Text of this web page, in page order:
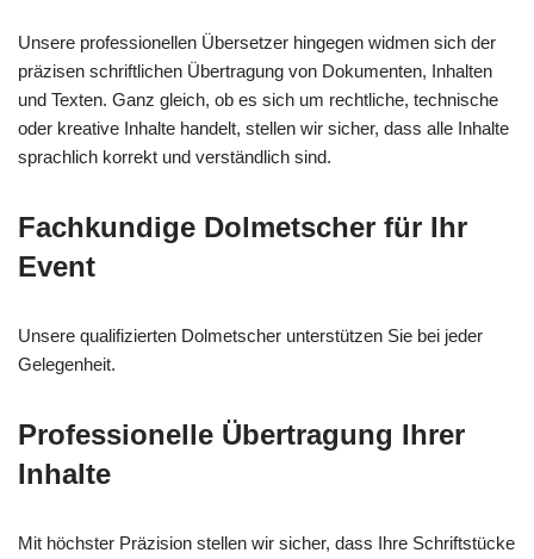
Unsere professionellen Übersetzer hingegen widmen sich der
präzisen schriftlichen Übertragung von Dokumenten, Inhalten
und Texten. Ganz gleich, ob es sich um rechtliche, technische
oder kreative Inhalte handelt, stellen wir sicher, dass alle Inhalte
sprachlich korrekt und verständlich sind.
Fachkundige Dolmetscher für Ihr
Event
Unsere qualifizierten Dolmetscher unterstützen Sie bei jeder
Gelegenheit.
Professionelle Übertragung Ihrer
Inhalte
Mit höchster Präzision stellen wir sicher, dass Ihre Schriftstücke